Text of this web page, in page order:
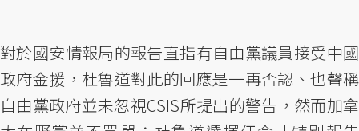
對於國安情報局的報告直指有自由黨議員接受中國
政府金援，杜魯道對此的回應是一再否認、也聲稱
自由黨政府並未忽視CSIS所提出的警告，然而加拿